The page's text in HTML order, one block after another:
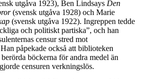
utgåva 1923), Ben Lindsays Den
(svensk utgåva 1928) och Marie
(svensk utgåva 1922). Ingreppen tedde
och politiskt partiska”, och han
censur stred mot
påpekade också att biblioteken
böckerna för andra medel än
censuren verkningslös.